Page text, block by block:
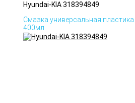
Hyundai-KIA 318394849
Смазка универсальная
400мл